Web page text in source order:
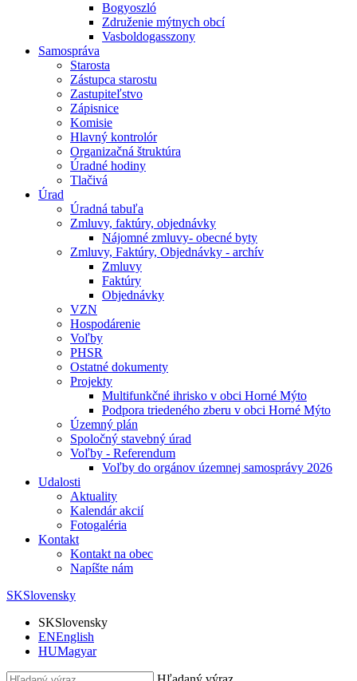
Bogyoszló
Združenie mýtnych obcí
Vasboldogasszony
Samospráva
Starosta
Zástupca starostu
Zastupiteľstvo
Zápisnice
Komisie
Hlavný kontrolór
Organizačná štruktúra
Úradné hodiny
Tlačivá
Úrad
Úradná tabuľa
Zmluvy, faktúry, objednávky
Nájomné zmluvy- obecné byty
Zmluvy, Faktúry, Objednávky - archív
Zmluvy
Faktúry
Objednávky
VZN
Hospodárenie
Voľby
PHSR
Ostatné dokumenty
Projekty
Multifunkčné ihrisko v obci Horné Mýto
Podpora triedeného zberu v obci Horné Mýto
Územný plán
Spoločný stavebný úrad
Voľby - Referendum
Voľby do orgánov územnej samosprávy 2026
Udalosti
Aktuality
Kalendár akcií
Fotogaléria
Kontakt
Kontakt na obec
Napíšte nám
SKSlovensky
SKSlovensky
ENEnglish
HUMagyar